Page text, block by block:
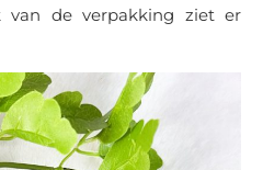
van de verpakking ziet er